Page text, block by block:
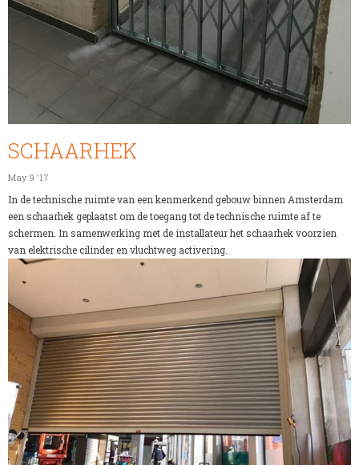
SCHAARHEK
May 9 '17
In de technische ruimte van een kenmerkend gebouw binnen Amsterdam
een schaarhek geplaatst om de toegang tot de technische ruimte af te
schermen. In samenwerking met de installateur het schaarhek voorzien
van elektrische cilinder en vluchtweg activering.